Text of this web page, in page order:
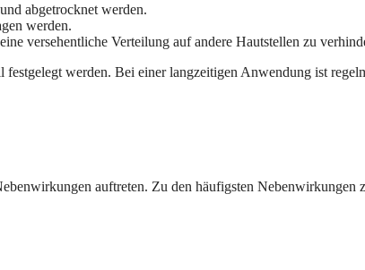
abgetrocknet werden.
werden.
versehentliche Verteilung auf andere Hautstellen zu
werden. Bei einer langzeitigen Anwendung ist
auftreten. Zu den häufigsten Nebenwirkungen